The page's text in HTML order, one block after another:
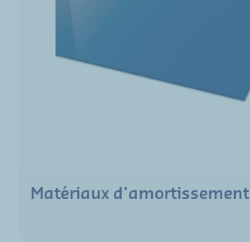
Matériaux d'amortissement